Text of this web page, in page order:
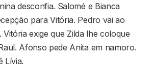
desconfia. Salomé e Bianca
para Vitória. Pedro vai ao
exige que Zilda lhe coloque
Afonso pede Anita em namoro.
Lívia.